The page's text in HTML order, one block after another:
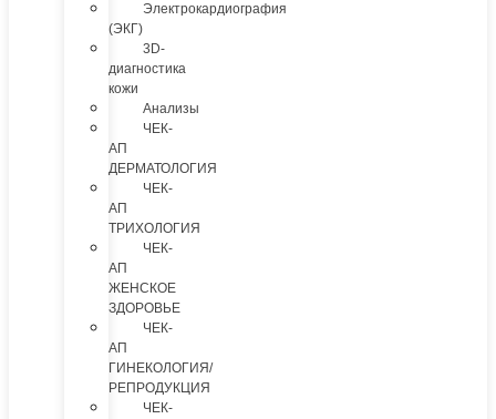
Электрокардиография
(ЭКГ)
3D-
диагностика
кожи
Анализы
ЧЕК-
АП
ДЕРМАТОЛОГИЯ
ЧЕК-
АП
ТРИХОЛОГИЯ
ЧЕК-
АП
ЖЕНСКОЕ
ЗДОРОВЬЕ
ЧЕК-
АП
ГИНЕКОЛОГИЯ/
РЕПРОДУКЦИЯ
ЧЕК-